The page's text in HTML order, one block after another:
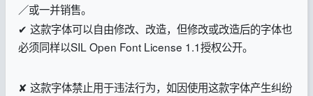
／或一并销售。
✔ 这款字体可以自由修改、改造，但修改或改造后的字体也
必须同样以SIL Open Font License 1.1授权公开。
✘ 这款字体禁止用于违法行为，如因使用这款字体产生纠纷